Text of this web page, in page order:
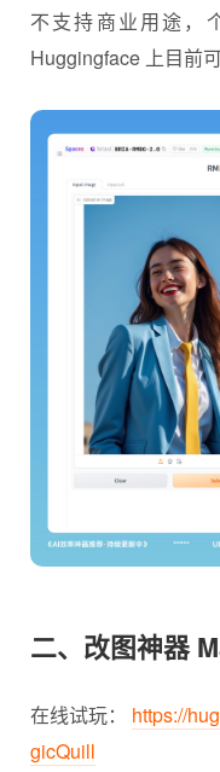
不支持商业用途，
Huggingface 上目前
二、改图神器
在线试玩： https://
gicQuill